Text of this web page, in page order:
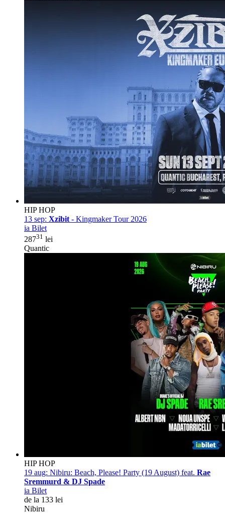
HIP HOP
13 sep: Xzibit - Kingmaker Tour 2026
ia Bilet
28731 lei
Quantic
HIP HOP
19 aug: Nibiru: Beach, Please! Party (19 August) feat. Rae
Sremmurd & DJ Spade
ia Bilet
de la 133 lei
Nibiru